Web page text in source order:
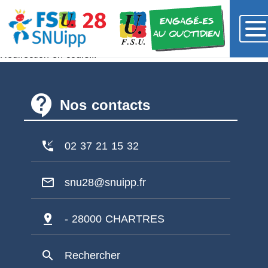
Redirection en cours...
contact_support Nos contacts
phone_callback 02 37 21 15 32
mail_outline snu28@snuipp.fr
pin_drop - 28000 CHARTRES
search Rechercher